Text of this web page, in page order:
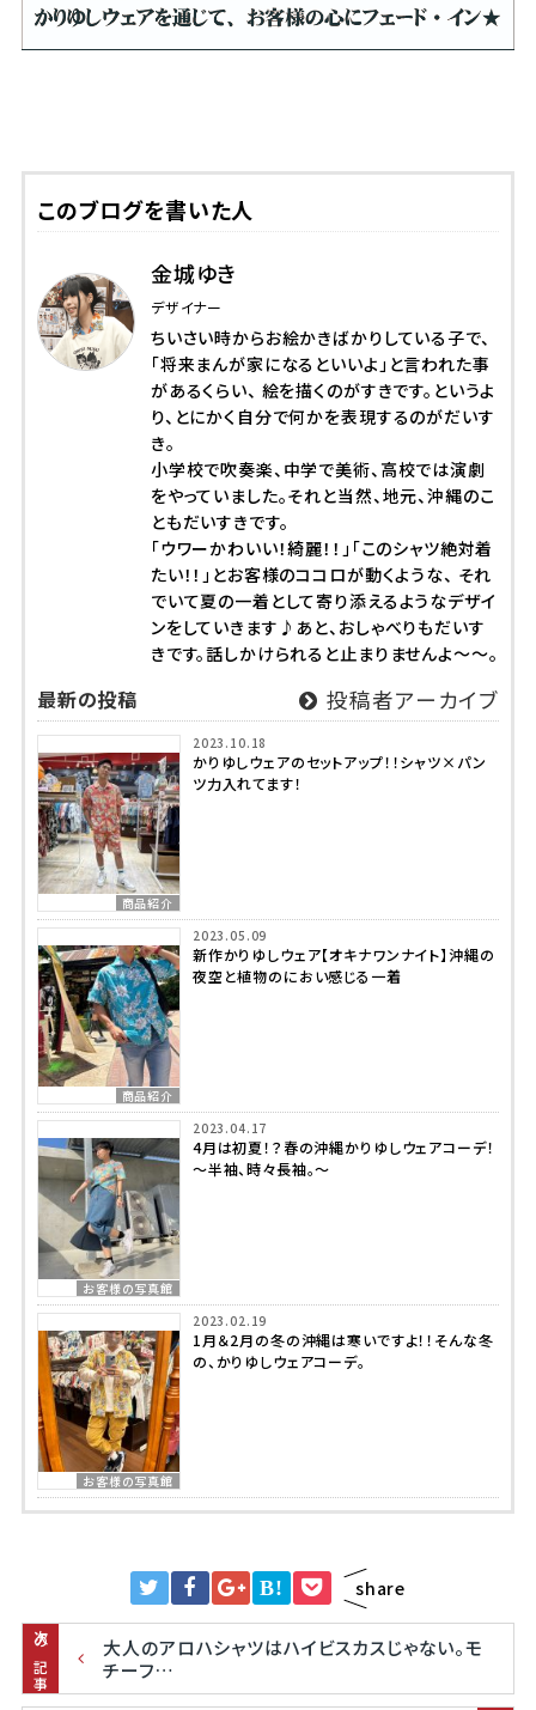
このブログを書いた人
金城ゆき
デザイナー
ちいさい時からお絵かきばかりしている子で、
「将来まんが家になるといいよ」と言われた事
があるくらい、 絵を描くのがすきです。というよ
り、とにかく自分で何かを表現するのがだいす
き。
小学校で吹奏楽、中学で美術、高校では演劇
をやっていました。それと当然、地元、沖縄のこ
ともだいすきです。
「ウワーかわいい！綺麗！！」「このシャツ絶対着
たい！！」とお客様のココロが動くような、 それ
でいて夏の一着として寄り添えるようなデザイ
ンをしていきます♪あと、おしゃべりもだいす
きです。話しかけられると止まりませんよ～～。
最新の投稿 投稿者アーカイブ
商品紹介
2023.10.18
かりゆしウェアのセットアップ！！シャツ×パン
ツ力入れてます！
商品紹介
2023.05.09
新作かりゆしウェア【オキナワンナイト】沖縄の
夜空と植物のにおい感じる一着
お客様の写真館
2023.04.17
4月は初夏！？春の沖縄かりゆしウェアコーデ！
～半袖、時々長袖。～
お客様の写真館
2023.02.19
1月＆2月の冬の沖縄は寒いですよ！！そんな冬
の、かりゆしウェアコーデ。
B! share
次の記事
大人のアロハシャツはハイビスカスじゃない。モ
チーフ…